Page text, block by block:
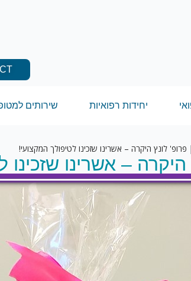
CT נמוך קרינה
יחידות רפואיות שירותים
| פרופ' לונץ היקרה – אשרינו שזכינו לטיפולך המקצועי!
היקרה – אשרינו שזכינו